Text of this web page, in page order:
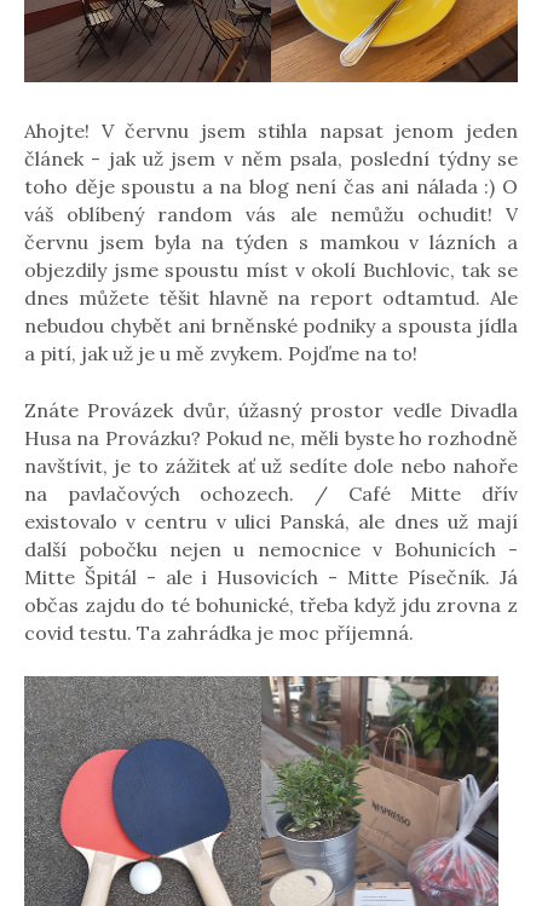
Ahojte! V červnu jsem stihla napsat jenom jeden
článek - jak už jsem v něm psala, poslední týdny se
toho děje spoustu a na blog není čas ani nálada :) O
váš oblíbený random vás ale nemůžu ochudit! V
červnu jsem byla na týden s mamkou v lázních a
objezdily jsme spoustu míst v okolí Buchlovic, tak se
dnes můžete těšit hlavně na report odtamtud. Ale
nebudou chybět ani brněnské podniky a spousta jídla
a pití, jak už je u mě zvykem. Pojďme na to!
Znáte Provázek dvůr, úžasný prostor vedle Divadla
Husa na Provázku? Pokud ne, měli byste ho rozhodně
navštívit, je to zážitek ať už sedíte dole nebo nahoře
na pavlačových ochozech. / Café Mitte dřív
existovalo v centru v ulici Panská, ale dnes už mají
další pobočku nejen u nemocnice v Bohunicích -
Mitte Špitál - ale i Husovicích - Mitte Písečník. Já
občas zajdu do té bohunické, třeba když jdu zrovna z
covid testu. Ta zahrádka je moc příjemná.